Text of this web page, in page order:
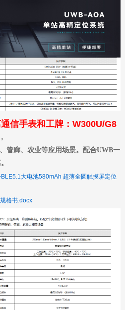
信手表和工牌：W300U/G8
农业等应用场景。配合UWB一
大电池580mAh 超薄全圆触摸屏定位
格书.docx